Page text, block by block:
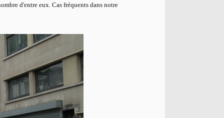
d'entre eux. Cas fréquents dans notre